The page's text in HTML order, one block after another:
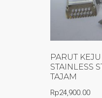
PARUT
STAINLESS
TAJAM
Rp24,900.00